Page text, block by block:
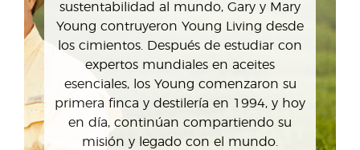
sustentabilidad al mundo, Gary y Mary
Young contruyeron Young Living desde
los cimientos. Después de estudiar con
expertos mundiales en aceites
esenciales, los Young comenzaron su
primera finca y destilería en 1994, y hoy
en día, continúan compartiendo su
misión y legado con el mundo.